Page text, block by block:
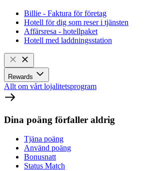
Billie - Faktura för företag
Hotell för dig som reser i tjänsten
Affärsresa - hotellpaket
Hotell med laddningsstation
Rewards
Allt om vårt lojalitetsprogram
Dina poäng förfaller aldrig
Tjäna poäng
Använd poäng
Bonusnatt
Status Match